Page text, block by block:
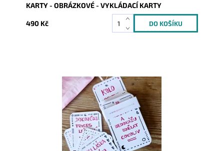
KARTY - OBRÁZKOVÉ - VYKLÁDACÍ KARTY
490 Kč
Dostupnost:
Skladem
9340